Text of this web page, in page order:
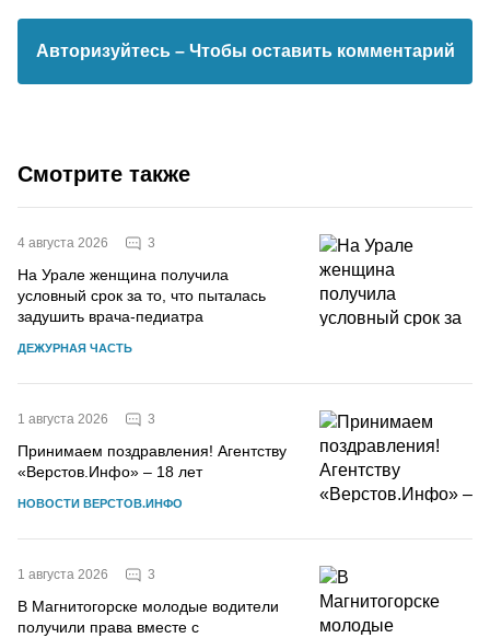
Авторизуйтесь – Чтобы оставить комментарий
Смотрите также
4 августа 2026 3
На Урале женщина получила
условный срок за то, что пыталась
задушить врача-педиатра
ДЕЖУРНАЯ ЧАСТЬ
1 августа 2026 3
Принимаем поздравления! Агентству
«Верстов.Инфо» – 18 лет
НОВОСТИ ВЕРСТОВ.ИНФО
1 августа 2026 3
В Магнитогорске молодые водители
получили права вместе с